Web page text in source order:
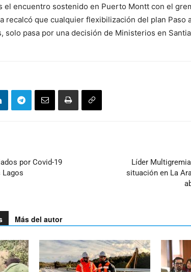
el encuentro sostenido en Puerto Montt con el
recalcó que cualquier flexibilización del plan Paso
solo pasa por una decisión de Ministerios en
por Covid-19
Lagos
Líder
situación en La
Más del autor